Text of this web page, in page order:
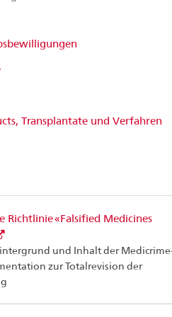
Transplantate und Verfahren
Richtlinie «Falsified Medicines
und Inhalt der
zur Totalrevision der